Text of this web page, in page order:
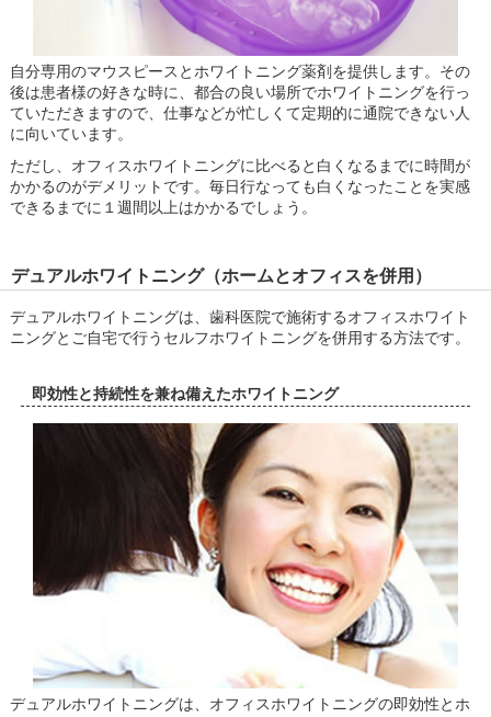
自分専用のマウスピースとホワイトニング薬剤を提供します。その
後は患者様の好きな時に、都合の良い場所でホワイトニングを行っ
ていただきますので、仕事などが忙しくて定期的に通院できない人
に向いています。
ただし、オフィスホワイトニングに比べると白くなるまでに時間が
かかるのがデメリットです。毎日行なっても白くなったことを実感
できるまでに１週間以上はかかるでしょう。
デュアルホワイトニング（ホームとオフィスを併用）
デュアルホワイトニングは、歯科医院で施術するオフィスホワイト
ニングとご自宅で行うセルフホワイトニングを併用する方法です。
即効性と持続性を兼ね備えたホワイトニング
デュアルホワイトニングは、オフィスホワイトニングの即効性とホ